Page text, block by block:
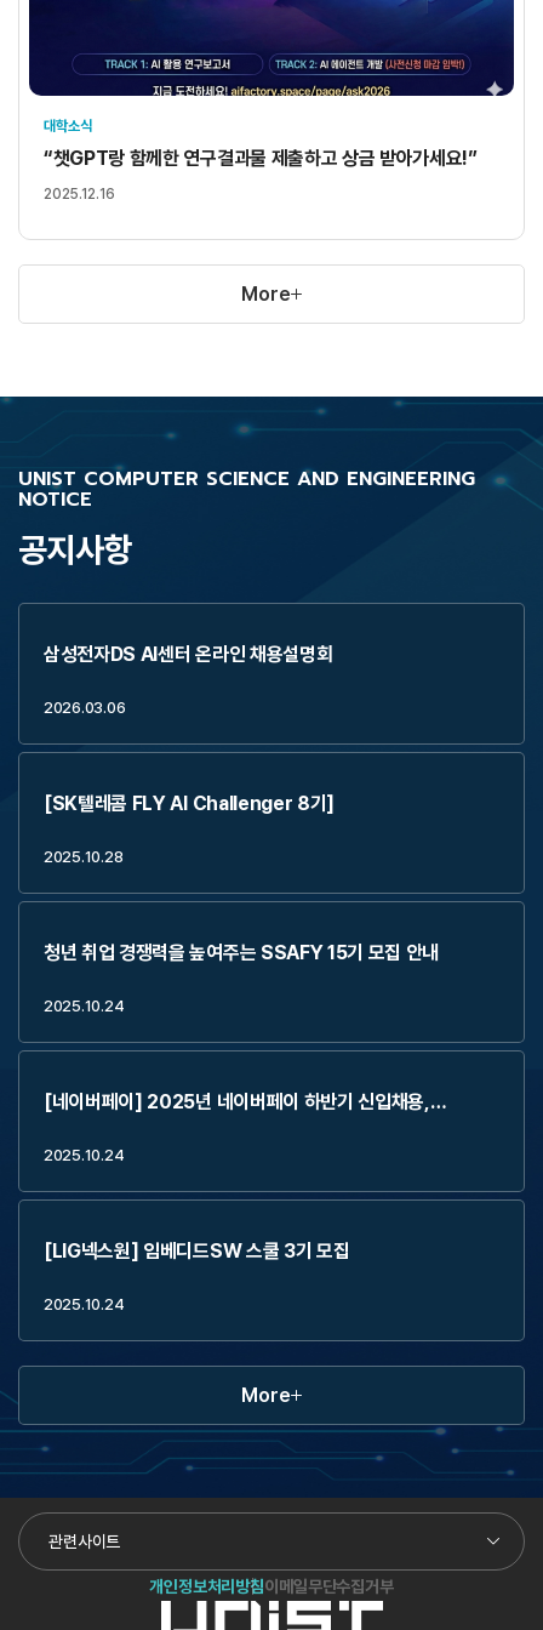
대학소식
“챗GPT랑 함께한 연구결과물 제출하고 상금 받아가세요!”
2025.12.16
More
UNIST COMPUTER SCIENCE AND ENGINEERING
NOTICE
공지사항
삼성전자DS AI센터 온라인 채용설명회
2026.03.06
[SK텔레콤 FLY AI Challenger 8기]
2025.10.28
청년 취업 경쟁력을 높여주는 SSAFY 15기 모집 안내
2025.10.24
[네이버페이] 2025년 네이버페이 하반기 신입채용,
2025.10.24
[LIG넥스원] 임베디드SW 스쿨 3기 모집
2025.10.24
More
개인정보처리방침이메일무단수집거부
관련사이트